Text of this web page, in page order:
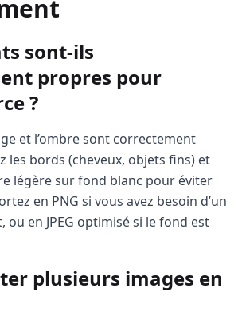
sont-ils
propres pour
?
et l’ombre sont correctement
les bords (cheveux, objets fins) et
légère sur fond blanc pour éviter
en PNG si vous avez besoin d’un
en JPEG optimisé si le fond est
plusieurs images en